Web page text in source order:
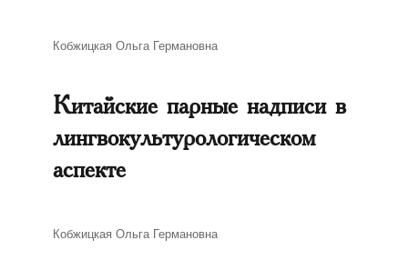
Автор
Кобжицкая Ольга Германовна
Китайские парные надписи в
лингвокультурологическом
аспекте
Автор
Кобжицкая Ольга Германовна